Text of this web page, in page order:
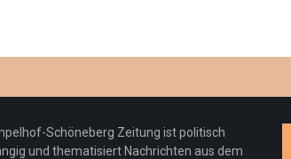
Schöneberg Zeitung ist politisch
und thematisiert Nachrichten aus dem